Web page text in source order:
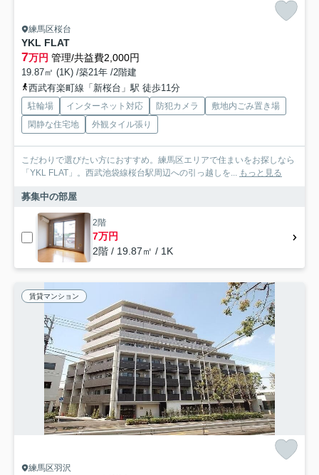
練馬区桜台
YKL FLAT
7万円 管理/共益費2,000円
19.87㎡ (1K) /築21年 /2階建
西武有楽町線「新桜台」駅 徒歩11分
駐輪場 インターネット対応 防犯カメラ
敷地内ごみ置き場
閑静な住宅地
外観タイル張り
こだわりで選びたい方におすすめ。練馬区エリアで住まいをお探しなら
「YKL FLAT」。西武池袋線桜台駅周辺への引っ越しを... もっと見る
募集中の部屋
2階
7万円
2階 / 19.87㎡ / 1K
賃貸マンション
練馬区羽沢